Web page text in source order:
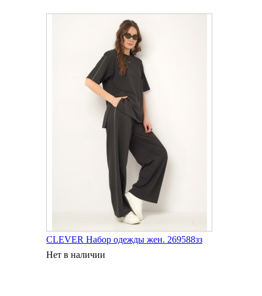
CLEVER Набор одежды жен. 269588зз
Нет в наличии